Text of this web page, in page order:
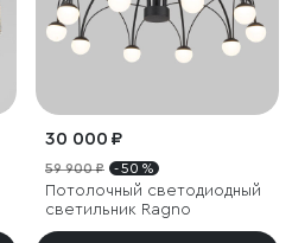
30 000 ₽
59 900 ₽ - 50 %
Потолочный светодиодный
светильник Ragno